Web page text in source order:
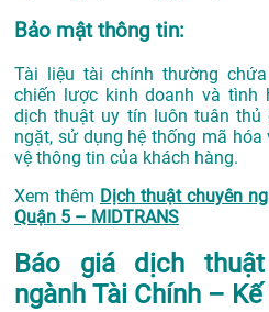
Bảo mật thông tin:
Tài liệu tài chính thường
chiến lược kinh doanh và tình
dịch thuật uy tín luôn tuân thủ
ngặt, sử dụng hệ thống mã
vệ thông tin của khách hàng.
Xem thêm Dịch thuật chuyên
Quận 5 – MIDTRANS
Báo giá dịch
ngành Tài Chính –